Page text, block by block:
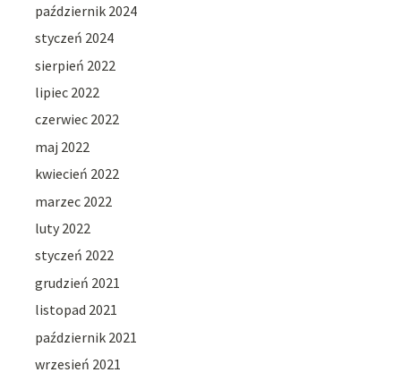
październik 2024
styczeń 2024
sierpień 2022
lipiec 2022
czerwiec 2022
maj 2022
kwiecień 2022
marzec 2022
luty 2022
styczeń 2022
grudzień 2021
listopad 2021
październik 2021
wrzesień 2021